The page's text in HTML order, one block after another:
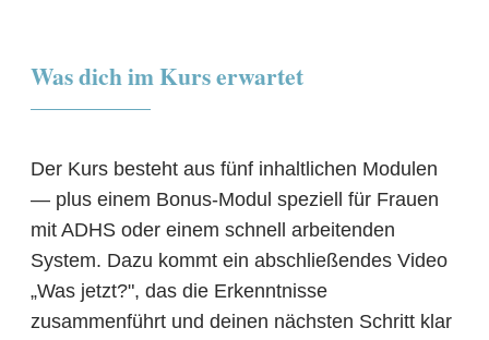
Was dich im Kurs erwartet
Der Kurs besteht aus fünf inhaltlichen Modulen
— plus einem Bonus-Modul speziell für Frauen
mit ADHS oder einem schnell arbeitenden
System. Dazu kommt ein abschließendes Video
„Was jetzt?", das die Erkenntnisse
zusammenführt und deinen nächsten Schritt klar